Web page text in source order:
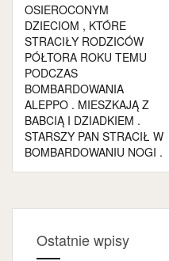
wpisu
OSIEROCONYM
DZIECIOM , KTÓRE
STRACIŁY RODZICÓW
PÓŁTORA ROKU TEMU
PODCZAS
BOMBARDOWANIA
ALEPPO . MIESZKAJĄ Z
BABCIĄ I DZIADKIEM .
STARSZY PAN STRACIŁ W
BOMBARDOWANIU NOGI .
Ostatnie wpisy